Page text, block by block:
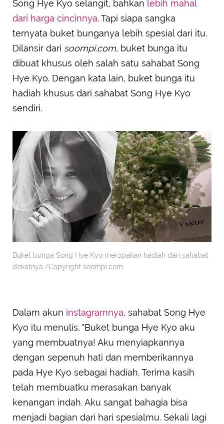
Song Hye Kyo selangit, bahkan lebih mahal
dari harga cincinnya. Tapi siapa sangka
ternyata buket bunganya lebih spesial dari itu.
Dilansir dari soompi.com, buket bunga itu
dibuat khusus oleh salah satu sahabat Song
Hye Kyo. Dengan kata lain, buket bunga itu
hadiah khusus dari sahabat Song Hye Kyo
sendiri.
Buket bunga Song Hye Kyo merupakan hadiah dari sahabat
dekatnya./Copyright soompi.com
Dalam akun instagramnya, sahabat Song Hye
Kyo itu menulis, "Buket bunga Hye Kyo aku
yang membuatnya! Aku menyiapkannya
dengan sepenuh hati dan memberikannya
pada Hye Kyo sebagai hadiah. Terima kasih
telah membuatku merasakan banyak
kenangan indah. Aku sangat bahagia bisa
menjadi bagian dari hari spesialmu. Sekali lagi